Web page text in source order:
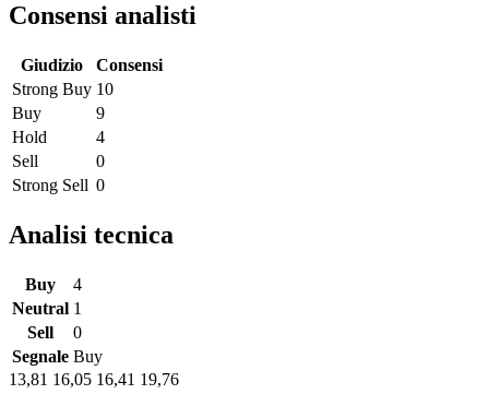
Consensi analisti
Giudizio
Consensi
Strong Buy 10
Buy
9
Hold
4
Sell
0
Strong Sell 0
Analisi tecnica
Buy
4
Neutral 1
Sell
0
Segnale Buy
13,81 16,05 16,41 19,76